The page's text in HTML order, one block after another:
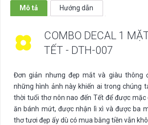
DTH-
007
lượng
Mô tả Hướng dẫn
COMBO DECAL 1
TẾT - DTH-007
Đơn giản nhưng đẹp mắt và giàu thông
những hình ảnh này khiến ai trong chúng
thời tuổi thơ nôn nao đến Tết để được mặc
ăn bánh mứt, được nhận lì xì và được ba
thơ tươi đẹp ấy dù có mua bằng tiền vẫn